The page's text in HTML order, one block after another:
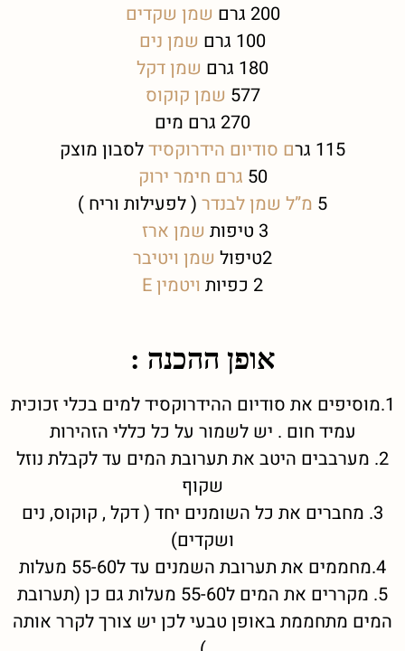
200 גרם
שמן שקדים
100 גרם
שמן נים
180 גרם
שמן דקל
577 שמן קוקוס
270 גרם מים
115 גר
ם סודיום הידרוקסידלסבון מוצק
50 גרם חימר ירוק
5 מ”ל שמן לבנדר ( לפעילות וריח )
3 טיפות
שמן ארז
2טיפול
שמן ויטיבר
2 כפיות
ויטמין E
אופן ההכנה :
1.מוסיפים את סודיום ההידרוקסיד למים בכלי זכוכית
עמיד חום . יש לשמור על כל כללי הזהירות
2. מערבבים היטב את תערובת המים עד לקבלת נוזל
שקוף
3. מחברים את כל השומנים יחד ( דקל , קוקוס, נים
ושקדים)
4.מחממים את תערובת השמנים עד ל55-60 מעלות
5. מקררים את המים ל55-60 מעלות גם כן (תערובת
המים מתחממת באופן טבעי לכן יש צורך לקרר אותה